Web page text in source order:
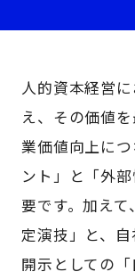
人的資本経営
え、その価値
業価値向上に
ント」と「外
要です。加え
定演技」と、
開示としての